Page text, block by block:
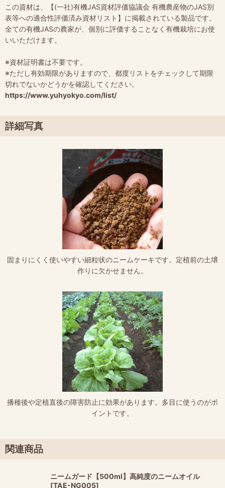
この資材は、【(一社)有機JAS資材評価協議会 有機農産物のJAS別
表等への適合性評価済み資材リスト】に掲載されている製品です。
全ての有機JASの農家が、個別に評価することなく有機栽培にお使
いいただけます。
※資材証明書は不要です。
※ただし有効期限がありますので、都度リストをチェックして期限
切れでないかどうかを確認してください。
https://www.yuhyokyo.com/list/
詳細写真
固まりにくく使いやすい細粒状のニームケーキです。定植前の土壌
作りに欠かせません。
播種後や定植直後の障害防止に効果があります。多目に使うのがポ
イントです。
関連商品
ニームガード【500ml】高純度のニームオイル
[TAE-NG005]